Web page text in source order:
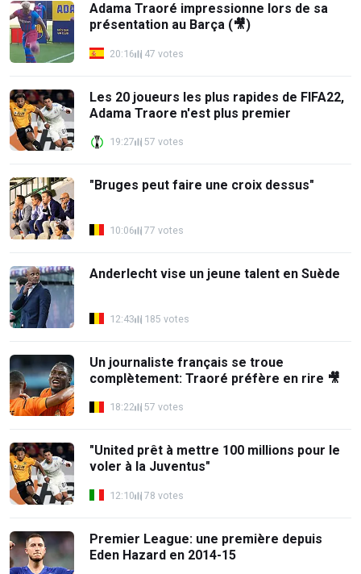
Adama Traoré impressionne lors de sa
présentation au Barça (🎥)
20:16 47 votes
Les 20 joueurs les plus rapides de FIFA22,
Adama Traore n'est plus premier
19:27 57 votes
"Bruges peut faire une croix dessus"
10:06 77 votes
Anderlecht vise un jeune talent en Suède
12:43 185 votes
Un journaliste français se troue
complètement: Traoré préfère en rire 🎥
18:22 57 votes
"United prêt à mettre 100 millions pour le
voler à la Juventus"
12:10 78 votes
Premier League: une première depuis
Eden Hazard en 2014-15